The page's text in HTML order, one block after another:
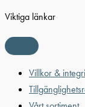
Viktiga länkar
Villkor &